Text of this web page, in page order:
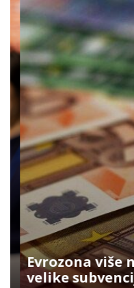
Evrozona više
velike